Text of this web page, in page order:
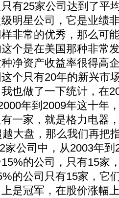
有25家公司达到了平
明星公司，它是业绩
非常的优秀，那么可
个是在美国那种非常
净资产收益率很得高
个只有20年的新兴市
也做了一下统计，在
年到2009年这十年
一家，就是格力电器
大盘，那么我们再把
家公司中，从2003年
的公司，只有15家
的公司只有15家，它
是冠军，在股价涨幅